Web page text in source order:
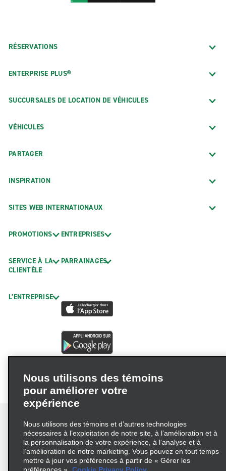
RÉSERVATIONS
ENTERPRISE PLUS®
SUCCURSALES DE LOCATION DE VÉHICULES
VÉHICULES
PARTAGER
INSPIRATION
SITES WEB INTERNATIONAUX
PROMOTIONS
SERVICE À LA
CLIENTÈLE
L’ENTREPRISE
ENTREPRISES
PARRAINAGES
Conditions d’utilisation
Politique de confidentialité
Politique sur les fichiers témoins
Nous utilisons des témoins
pour améliorer votre
expérience
Nous utilisons des témoins et d’autres technologies
nécessaires à l’exploitation de notre site, à l’amélioration et à
la personnalisation de votre expérience, à l’analyse et à
l’amélioration de notre marketing. Vous pouvez en tout temps
mettre à jour vos préférences à partir de « Gérer les